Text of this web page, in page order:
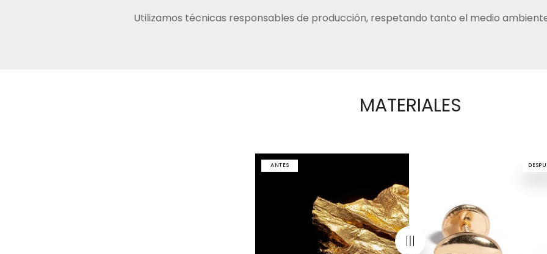
Utilizamos técnicas responsables de producción, respetando tanto el medio
MATERIALES
ANTES